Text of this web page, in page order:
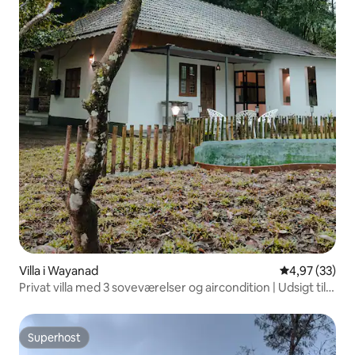
Villa i Wayanad 4,97 ud af 5 i
4,97 (33)
Privat villa med 3 soveværelser og aircondition | Udsigt til
Superhost
Superhost